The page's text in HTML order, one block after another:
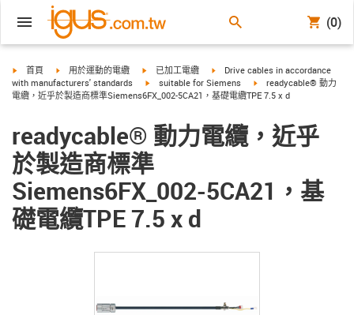
(0)
igus-icon-arrow-right
首頁 igus-icon-arrow-right
用於運動的電纜 igus-icon-arrow-right
已加工電纜 igus-icon-arrow-right
Drive cables in accordance
with manufacturers' standards
igus-icon-arrow-right
suitable for Siemens igus-icon-arrow-right
readycable® 動力
電纜，近乎於製造商標準Siemens6FX_002-5CA21，基礎電纜TPE 7.5 x d
readycable® 動力電纜，近乎
於製造商標準
Siemens6FX_002-5CA21，基
礎電纜TPE 7.5 x d